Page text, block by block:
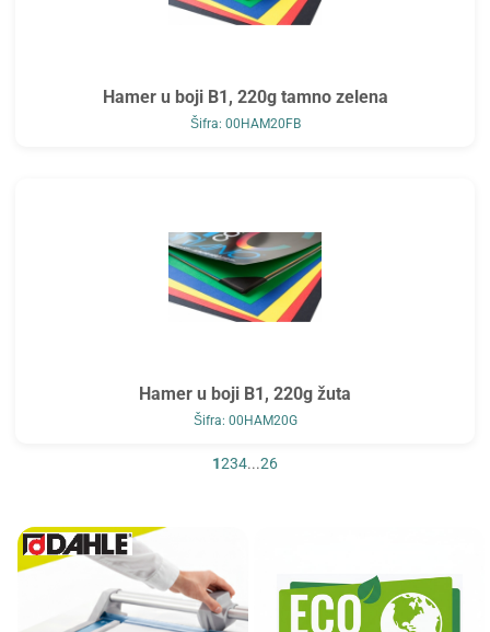
Hamer u boji B1, 220g tamno zelena
Šifra: 00HAM20FB
Hamer u boji B1, 220g žuta
Šifra: 00HAM20G
1234...26